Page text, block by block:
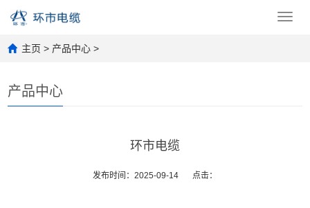
主页 > 产品中心 >
产品中心
环市电缆
发布时间：2025-09-14 点击：